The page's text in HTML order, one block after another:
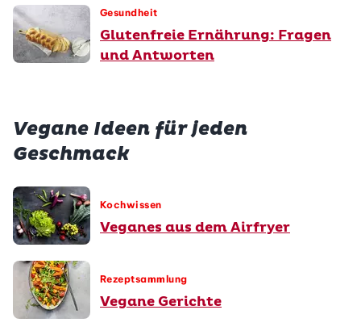
Gesundheit
Glutenfreie Ernährung: Fragen
und Antworten
Vegane Ideen für jeden
Geschmack
Kochwissen
Veganes aus dem Airfryer
Rezeptsammlung
Vegane Gerichte